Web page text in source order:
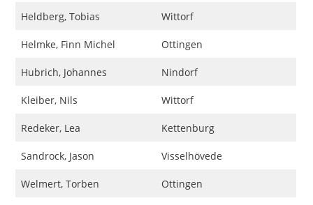
Heldberg, Tobias Wittorf
Helmke, Finn Michel Ottingen
Hubrich, Johannes Nindorf
Kleiber, Nils Wittorf
Redeker, Lea Kettenburg
Sandrock, Jason Visselhövede
Welmert, Torben Ottingen